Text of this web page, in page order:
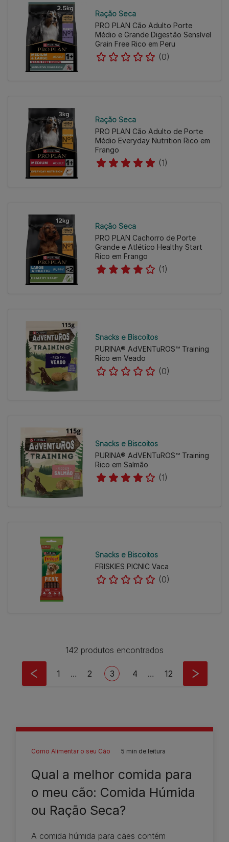
Ração Seca
PRO PLAN Cão Adulto Porte
Médio e Grande Digestão Sensível
Grain Free Rico em Peru
(0)
Ração Seca
PRO PLAN Cão Adulto de Porte
Médio Everyday Nutrition Rico em
Frango
(1)
Ração Seca
PRO PLAN Cachorro de Porte
Grande e Atlético Healthy Start
Rico em Frango
(1)
Snacks e Biscoitos
PURINA® AdVENTuROS™ Training
Rico em Veado
(0)
Snacks e Biscoitos
PURINA® AdVENTuROS™ Training
Rico em Salmão
(1)
Snacks e Biscoitos
FRISKIES PICNIC Vaca
(0)
142 produtos encontrados
First page
1 … Page
2 Current page
3 Page
4 … Last page
12
Como Alimentar o seu Cão 5 min de leitura
Qual a melhor comida para
o meu cão: Comida Húmida
ou Ração Seca?
A comida húmida para cães contém